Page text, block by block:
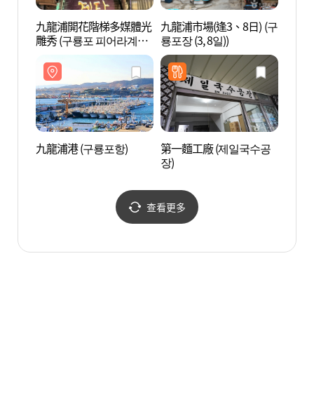
九龍浦開花階梯多媒體光
雕秀 (구룡포 피어라계단
미디어아트)
九龍浦市場(逢3、8日) (구
룡포장 (3, 8일))
九龍浦港 (구룡포항)
第一麵工廠 (제일국수공
장)
查看更多